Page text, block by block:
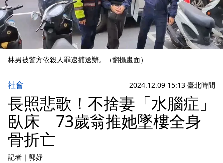
林男被警方依殺人罪逮捕送辦。（翻攝畫面）
社會 2024.12.09 15:13 臺北時間
長照悲歌！不捨妻「水腦症」
臥床 73歲翁推她墜樓全身
骨折亡
記者 ｜ 郭妤